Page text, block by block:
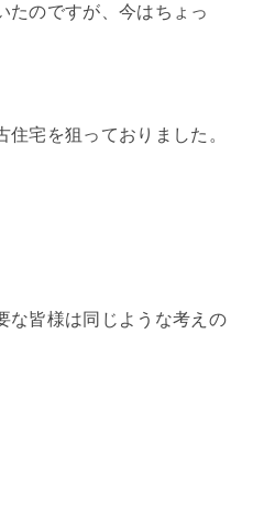
たのですが、今はちょっ
宅を狙っておりました。
な皆様は同じような考えの